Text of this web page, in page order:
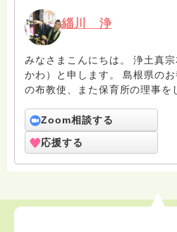
緇川 浄
みなさまこんにちは。 浄土真
かわ）と申します。 島根県の
の布教使、また保育所の理事をして
子ども(長男、長女、次女)の育
たちとのふれあいを通して、日
深めています。 妻も同じく、本願寺派の布教使です。
夫婦で力を合わせながら、少し
お念仏を味わっていただきたいです。 皆様
Zoom相談する
応援する